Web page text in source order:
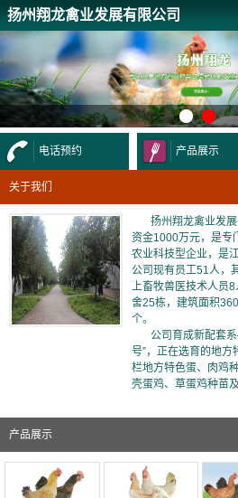
扬州翔龙禽业发展有限公司
电话预约 产品展示
关于我们
扬州翔龙禽业发展
资金1000万元，是专
农业科技型企业，是
公司现有员工51人，
上畜牧兽医技术人员
舍25栋，建筑面积
个。
公司育成新配套系
号”，正在选育的地
栏地方特色蛋、肉鸡
壳蛋鸡、草蛋鸡种苗
产品展示